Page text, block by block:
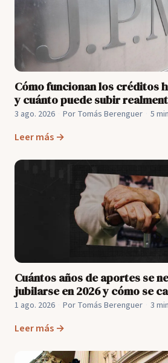
Cómo funcionan los créditos
y cuánto puede subir
3 ago. 2026 Por Tomás Berenguer 5 min
Leer más →
Cuántos años de aportes se
jubilarse en 2026 y cómo se
1 ago. 2026 Por Tomás Berenguer 3 min
Leer más →